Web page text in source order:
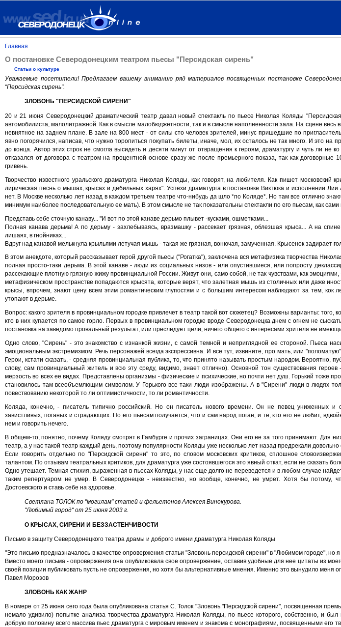
Главная
О постановке Северодонецким театром пьесы "Персидская сирень"
Статьи о культуре
Уважаемые посетители! Предлагаем вашему вниманию ряд материалов посвященных постановке
"Персидская сирень".
ЗЛОВОНЬ "ПЕРСИДСКОЙ СИРЕНИ"
20 и 21 июня Северодонецкий драматический театр давал новый спектакль по пьесе Николая Коляды
автомобилиста, малолитражной. Как в смысле малобюджетности, так и в смысле наполненности зала. На сцене весь
невнятное на заднем плане. В зале на 800 мест - от силы сто человек зрителей, минус пришедшие по
явно погорячился, написав, что нужно торопиться покупать билеты, иначе, мол, их осталось не так много. И это на
до конца. Автор этих строк не смогла высидеть и десяти минут от отвращения к героям, драматургу и чуть ли не
отказался от договора с театром на процентной основе сразу же после премьерного показа, так как
гривень.
Творчество известного уральского драматурга Николая Коляды, как говорят, на любителя. Как пишет московский
лирическая песнь о мышах, крысах и дебильных харях". Успехи драматурга в постановке Виктюка и исполнении
нет. В Москве несколько лет назад в каждом третьем театре что-нибудь да шло *по Коляде*. Но там все отлично
минимум наиболее последовательную ее мать). В этом смысле не так показательны спектакли по его пьесам, как сами
Представь себе сточную канаву... "И вот по этой канаве дерьмо плывет -кусками, ошметками...
Полная канава дерьма! А по дерьму - захлебываясь, вразмашку - рассекает грязная, облезшая крыса... А на
лишаях, в гнойниках...
Вдруг над канавой мелькнула крыльями летучая мышь - такая же грязная, вонючая, замученная. Крысенок задирает
В этом анекдоте, который рассказывает герой другой пьесы ("Рогатка"), заключена вся метафизика творчества
полная просто-таки дерьма. В этой канаве - люди из социальных низов - или опустившиеся, или попросту
рассекающие плотную грязную жижу провинциальной России. Живут они, само собой, не так чувствами, как
метафизическом пространстве попадаются крысята, которые верят, что залетная мышь из столичных или даже
крысы, впрочем, знают цену всем этим романтическим глупостям и с большим интересом наблюдают за тем, кок
утопают в дерьме.
Вопрос: какого зрителя в провинциальном городке привлечет в театр такой вот сюжетец? Возможны варианты: того,
кто в них купается по самое горло. Первых в провинциальном городке вроде Северодонецка днем с огнем не
постановка на заведомо провальный результат, или преследует цели, ничего общего с интересами зрителя не
Одно слово, "Сирень" - это знакомство с изнанкой жизни, с самой темной и неприглядной ее стороной. Пьеса
эмоциональным экстремизмом. Речь персонажей всегда экспрессивна. И все тут, извините, про мать, или
Герои, кстати сказать, - средняя провинциальная публика, то, что принято называть простым народом. Вероятно,
слову, сам провинциальный житель и всю эту среду, видимо, знает отлично). Основной тон существования героев
мерзость во всех ее видах. Представлены организмы - физические и психические, но почти нет душ. Горький тоже
становилось там всеобъемлющим символом. У Горького все-таки люди изображены. А в "Сирени" люди в людях
повествованию некоторой то ли оптимистичности, то ли романтичности.
Коляда, конечно, - писатель типично российский. Но он писатель нового времени. Он не певец униженных и
завистливых, поганых и страдающих. По его пьесам получается, что и сам народ поган, и те, кто его не любит,
нем и говорить нечего.
В общем-то, понятно, почему Коляду смотрят в Гамбурге и прочих заграницах. Они его не за того принимают. Для
театр, а у нас такой театр каждый день, поэтому популярности Коляды уже несколько лет назад предрекали
Если говорить отдельно по "Персидской сирени" то это, по словом московских критиков, сплошное
талантом. По отзывам театральных критиков, для драматурга уже состоявшегося это явный откат, если не сказать
Одно утешает. Темная стихия, выраженная в пьесах Коляды, у нас еще долго не переведется и в любом случае
таким репертуаром не умер. В Северодонецке - неизвестно, но вообще, конечно, не умрет. Хотя бы потому,
Достоевского и ставь себе на здоровье.
Светлана ТОЛОК по "могилам" статей и фельетонов Алексея Винокурова.
"Любимый город" от 25 июня 2003 г.
О КРЫСАХ, СИРЕНИ И БЕЗЗАСТЕНЧИВОСТИ
Письмо в защиту Северодонецкого театра драмы и доброго имени драматурга Николая Коляды
"Это письмо предназначалось в качестве опровержения статьи "Зловонь персидской сирени" в "Любимом городе", но
Вместо моего письма - опровержения она опубликовала свое опровержение, оставив удобные для нее цитаты из
своей позиции публиковать пусть не опровержения, но хотя бы альтернативные мнения. Именно это вынудило меня
Павел Морозов
ЗЛОВОНЬ КАК ЖАНР
В номере от 25 июня сего года была опубликована статья С. Толок "Зловонь "Персидской сирени", посвященная
немало удивило) попытке анализа творчества драматурга Николая Коляды, по пьесе которого, собственно, и был
добрую половину всего массива пьес драматурга с мировым именем и знакома с монографиями, посвященными его